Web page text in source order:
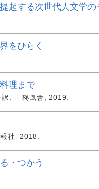
起する次世代人文学の
をひらく
理まで
訳. -- 柊風舎, 2019.
社, 2018.
・つかう